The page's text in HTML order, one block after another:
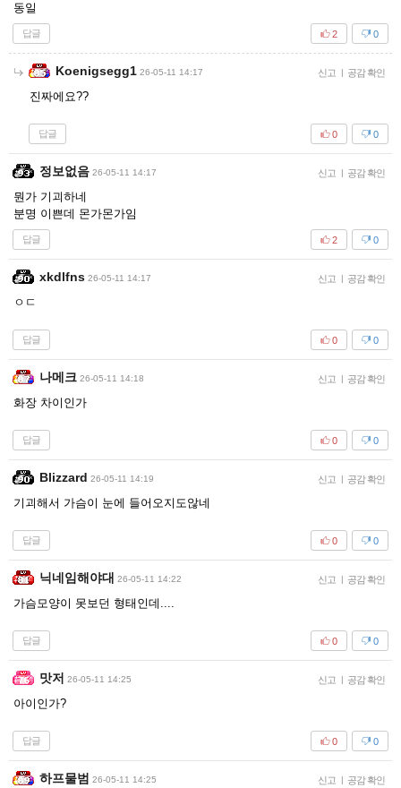
동일
답글 0
2
Koenigsegg1 26-05-11 14:17 신고 공감 확인
진짜에요??
답글 0
0
정보없음 26-05-11 14:17 신고 공감 확인
뭔가 기괴하네
분명 이쁜데 몬가몬가임
답글 0
2
xkdlfns 26-05-11 14:17 신고 공감 확인
ㅇㄷ
답글 0
0
나메크 26-05-11 14:18 신고 공감 확인
화장 차이인가
답글 0
0
Blizzard 26-05-11 14:19 신고 공감 확인
기괴해서 가슴이 눈에 들어오지도않네
답글 0
0
닉네임해야대 26-05-11 14:22 신고 공감 확인
가슴모양이 못보던 형태인데....
답글 0
0
맛저 26-05-11 14:25 신고 공감 확인
아이인가?
답글 0
0
하프물범 26-05-11 14:25 신고 공감 확인